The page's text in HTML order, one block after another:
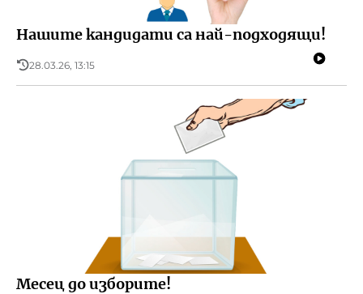
Нашите кандидати са най-подходящи!
28.03.26, 13:15
Месец до изборите!